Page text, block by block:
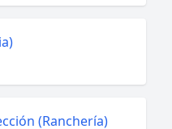
(Ranchería)